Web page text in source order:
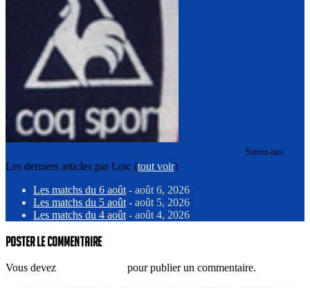
Suivez-moi
Les derniers articles par Loic (tout voir)
Les matchs du 6 août - août 6, 2026
Les matchs du 5 août - août 5, 2026
Les matchs du 4 août - août 4, 2026
Poster le commentaire
Vous devez pour publier un commentaire.